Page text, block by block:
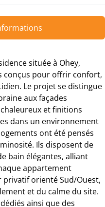
située à Ohey,
conçus pour offrir confort,
Le projet se distingue
aux façades
et finitions
dans un environnement
ont été pensés
Ils disposent de
bain élégantes, alliant
appartement
privatif orienté Sud/Ouest,
et du calme du site.
ainsi que des